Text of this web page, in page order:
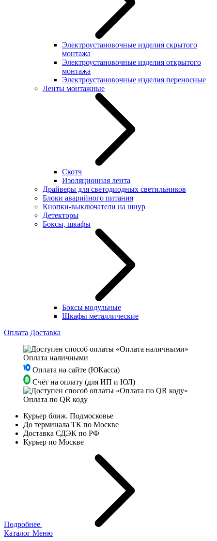
Электроустановочные изделия скрытого
монтажа
Электроустановочные изделия открытого
монтажа
Электроустановочные изделия переносные
Ленты монтажные
Скотч
Изоляционная лента
Драйверы для светодиодных светильников
Блоки аварийного питания
Кнопки-выключатели на шнур
Детекторы
Боксы, шкафы
Боксы модульные
Шкафы металлические
Оплата Доставка
Оплата наличными
Оплата на сайте (ЮКасса)
Счёт на оплату (для ИП и ЮЛ)
Оплата по QR коду
Курьер ближ. Подмосковье
До терминала ТК по Москве
Доставка СДЭК по РФ
Курьер по Москве
Подробнее
Каталог Меню